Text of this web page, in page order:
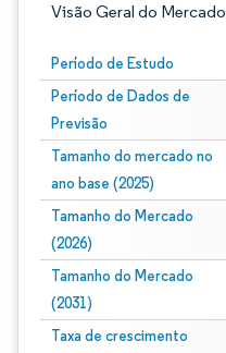
Visão Geral do Mercado
Período de Estudo
Período de Dados de
Previsão
Tamanho do mercado no
ano base (2025)
Tamanho do Mercado
(2026)
Tamanho do Mercado
(2031)
Taxa de crescimento